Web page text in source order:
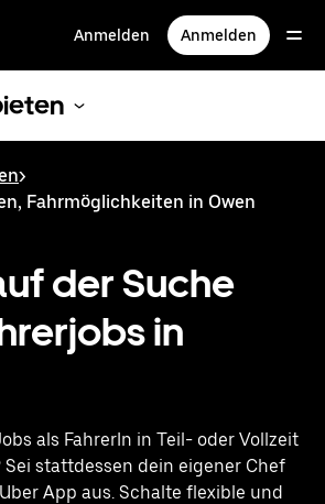
Anmelden Anmelden
>
Fahrmöglichkeiten in Owen
der Suche
in
als FahrerIn in Teil- oder Vollzeit
Sei stattdessen dein eigener Chef
App aus. Schalte flexible und